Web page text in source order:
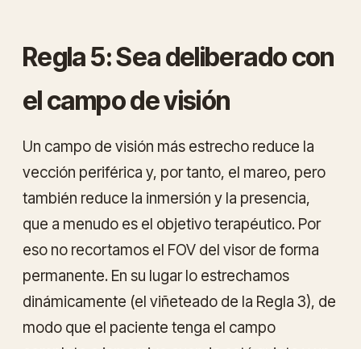
Regla 5: Sea deliberado con
el campo de visión
Un campo de visión más estrecho reduce la
vección periférica y, por tanto, el mareo, pero
también reduce la inmersión y la presencia,
que a menudo es el objetivo terapéutico. Por
eso no recortamos el FOV del visor de forma
permanente. En su lugar lo estrechamos
dinámicamente (el viñeteado de la Regla 3), de
modo que el paciente tenga el campo